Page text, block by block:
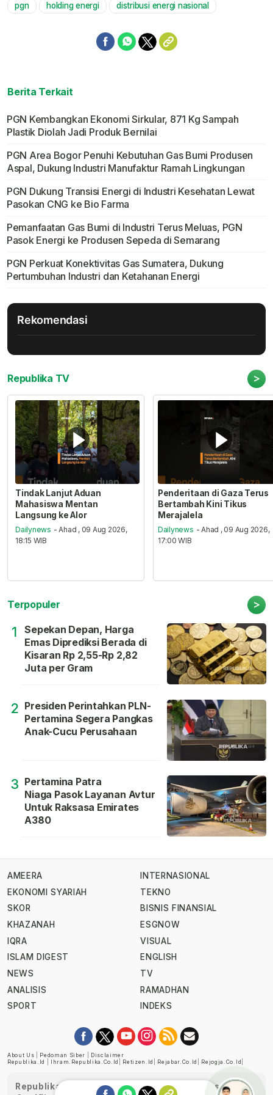
pgn holding energi distribusi energi nasional
Berita Terkait
PGN Kembangkan Ekonomi Sirkular, 871 Kg Sampah
Plastik Diolah Jadi Produk Bernilai
PGN Area Bogor Penuhi Kebutuhan Gas Bumi Produsen
Aspal, Dukung Industri Manufaktur Ramah Lingkungan
PGN Dukung Transisi Energi di Industri Kesehatan Lewat
Pasokan CNG ke Bio Farma
Pemanfaatan Gas Bumi di Industri Terus Meluas, PGN
Pasok Energi ke Produsen Sepeda di Semarang
PGN Perkuat Konektivitas Gas Sumatera, Dukung
Pertumbuhan Industri dan Ketahanan Energi
Rekomendasi
Republika TV >
Tindak Lanjut Aduan
Mahasiswa Mentan
Langsung ke Alor
Dailynews - Ahad , 09 Aug 2026,
18:15 WIB
Penderitaan di Gaza Terus
Bertambah Kini Tikus
Merajalela
Dailynews - Ahad , 09 Aug 2026,
17:00 WIB
Terpopuler >
1
Sepekan Depan, Harga
Emas Diprediksi Berada di
Kisaran Rp 2,55-Rp 2,82
Juta per Gram
2 Presiden Perintahkan PLN-
Pertamina Segera Pangkas
Anak-Cucu Perusahaan
3 Pertamina Patra
Niaga Pasok Layanan Avtur
Untuk Raksasa Emirates
A380
AMEERA
EKONOMI SYARIAH
SKOR
KHAZANAH
IQRA
ISLAM DIGEST
NEWS
ANALISIS
SPORT
INTERNASIONAL
TEKNO
BISNIS FINANSIAL
ESGNOW
VISUAL
ENGLISH
TV
RAMADHAN
INDEKS
About Us Pedoman Siber
Disclaimer
Republika.id
Ihram.republika.co.id Retizen.id Rejabar.co.id Rejogja.co.id
Republika telah diverifikasi oleh Dewan Pers